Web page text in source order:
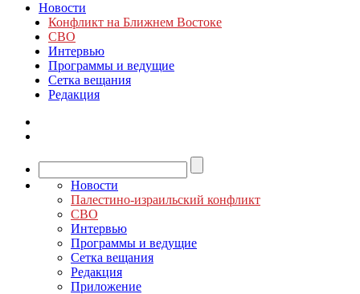
Новости
Конфликт на Ближнем Востоке
СВО
Интервью
Программы и ведущие
Сетка вещания
Редакция
Новости
Палестино-израильский конфликт
СВО
Интервью
Программы и ведущие
Сетка вещания
Редакция
Приложение